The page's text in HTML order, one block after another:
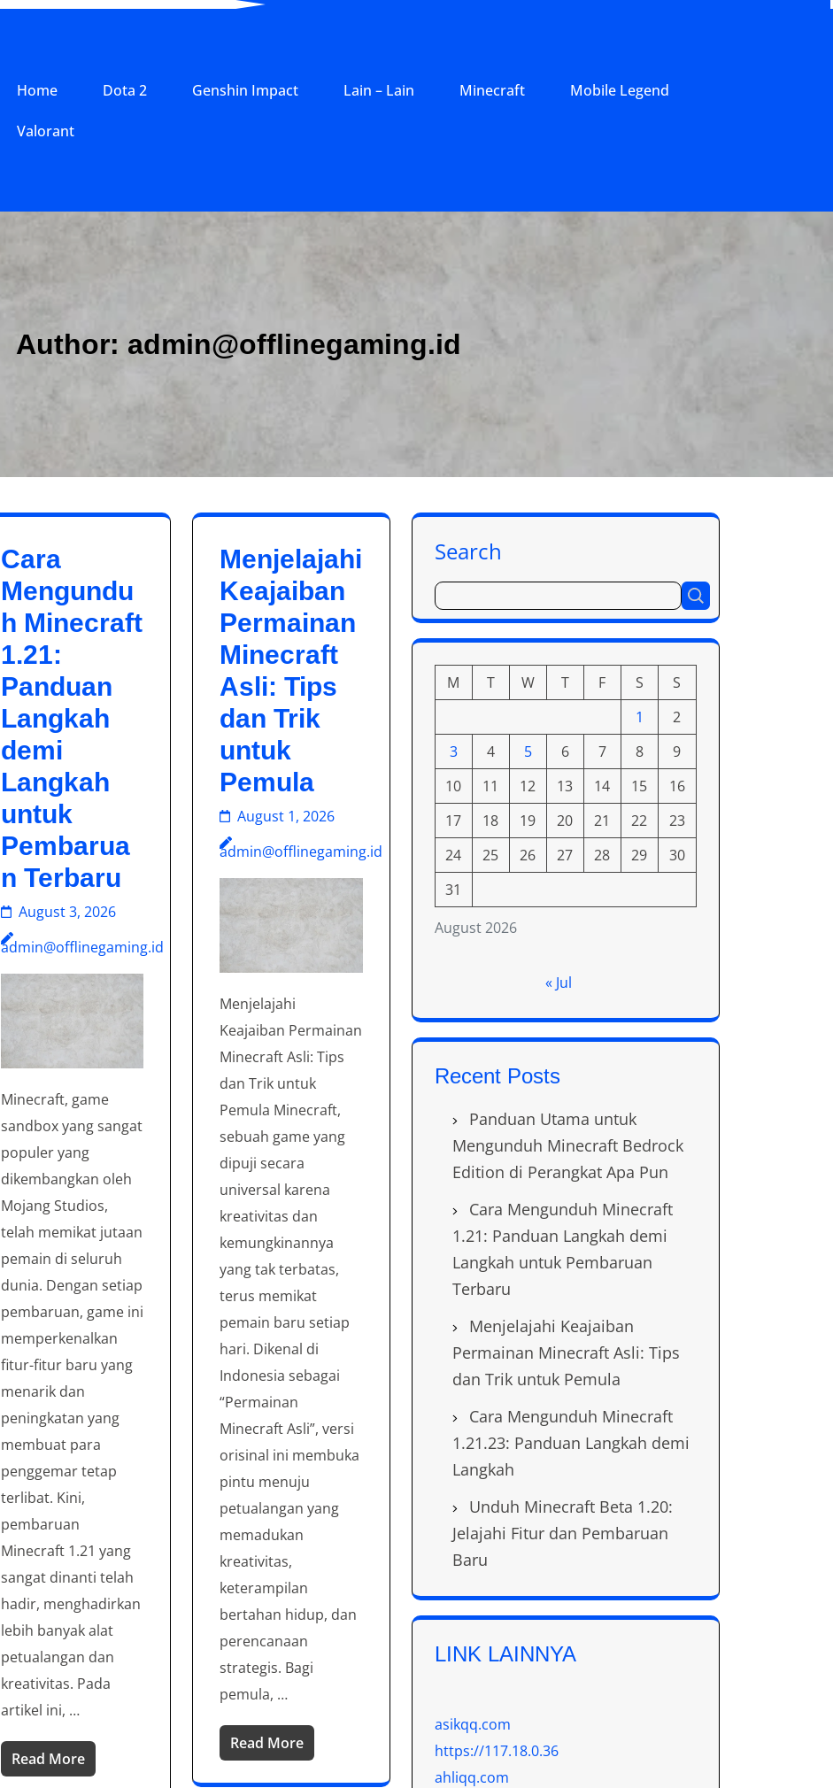
Home Dota 2 Genshin Impact Lain – Lain Minecraft Mobile Legend
Valorant
Author: admin@offlinegaming.id
Cara
Mengundu
h Minecraft
1.21:
Panduan
Langkah
demi
Langkah
untuk
Pembarua
n Terbaru
August 3, 2026
admin@offlinegaming.id
Minecraft, game
sandbox yang sangat
populer yang
dikembangkan oleh
Mojang Studios,
telah memikat jutaan
pemain di seluruh
dunia. Dengan setiap
pembaruan, game ini
memperkenalkan
fitur-fitur baru yang
menarik dan
peningkatan yang
membuat para
penggemar tetap
terlibat. Kini,
pembaruan
Minecraft 1.21 yang
sangat dinanti telah
hadir, menghadirkan
lebih banyak alat
petualangan dan
kreativitas. Pada
artikel ini, …
Read More
Menjelajahi
Keajaiban
Permainan
Minecraft
Asli: Tips
dan Trik
untuk
Pemula
August 1, 2026
admin@offlinegaming.id
Menjelajahi
Keajaiban Permainan
Minecraft Asli: Tips
dan Trik untuk
Pemula Minecraft,
sebuah game yang
dipuji secara
universal karena
kreativitas dan
kemungkinannya
yang tak terbatas,
terus memikat
pemain baru setiap
hari. Dikenal di
Indonesia sebagai
“Permainan
Minecraft Asli”, versi
orisinal ini membuka
pintu menuju
petualangan yang
memadukan
kreativitas,
keterampilan
bertahan hidup, dan
perencanaan
strategis. Bagi
pemula, …
Read More
Search
August 2026
M T W T F S
S
1
2
3
4 5 6 7 8
9
10
11 12 13 14 15
16
17
18 19 20 21 22
23
24
25 26 27 28 29
30
31
« Jul
Recent Posts
Panduan Utama untuk
Mengunduh Minecraft Bedrock
Edition di Perangkat Apa Pun
Cara Mengunduh Minecraft
1.21: Panduan Langkah demi
Langkah untuk Pembaruan
Terbaru
Menjelajahi Keajaiban
Permainan Minecraft Asli: Tips
dan Trik untuk Pemula
Cara Mengunduh Minecraft
1.21.23: Panduan Langkah demi
Langkah
Unduh Minecraft Beta 1.20:
Jelajahi Fitur dan Pembaruan
Baru
LINK LAINNYA
asikqq.com
https://117.18.0.36
ahliqq.com